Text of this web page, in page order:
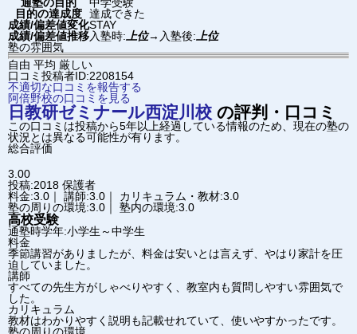
目的の達成度 達成できた
成績/偏差値変化STAY
成績/偏差値推移入塾時: 上位→ 入塾後: 上位
塾の雰囲気
自由 平均 厳しい
口コミ投稿者ID:2208154
不適切な口コミを報告する
阿倍野校の口コミを見る
日教研ゼミナール西淀川校 の評判・口コミ
この口コミは投稿から5年以上経過している情報のため、現在の塾の
状況とは異なる可能性が有ります。
総合評価
3.00
投稿:2018 保護者
料金:3.0｜ 講師:3.0｜ カリキュラム・教材:3.0
塾の周りの環境:3.0｜ 塾内の環境:3.0
高校受験
通塾時学年:小学生～中学生
料金
季節講習がありましたが、料金は安いとは言えず、やはり家計を圧
迫していました。
講師
すべての先生方がしゃべりやすく、教室内も質問しやすい雰囲気で
した。
カリキュラム
教材はわかりやすく説明も記載せれていて、使いやすかったです。